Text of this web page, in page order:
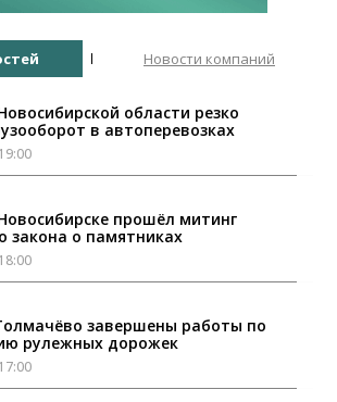
Новости компаний
области резко
в автоперевозках
прошёл митинг
закона о памятниках
завершены работы по
рулежных дорожек